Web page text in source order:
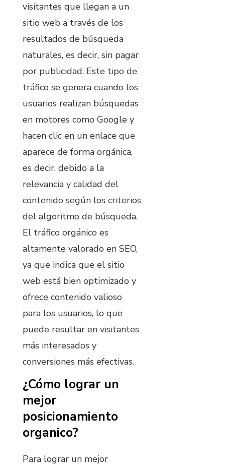
visitantes que llegan a un
sitio web a través de los
resultados de búsqueda
naturales, es decir, sin pagar
por publicidad. Este tipo de
tráfico se genera cuando los
usuarios realizan búsquedas
en motores como Google y
hacen clic en un enlace que
aparece de forma orgánica,
es decir, debido a la
relevancia y calidad del
contenido según los criterios
del algoritmo de búsqueda.
El tráfico orgánico es
altamente valorado en SEO,
ya que indica que el sitio
web está bien optimizado y
ofrece contenido valioso
para los usuarios, lo que
puede resultar en visitantes
más interesados y
conversiones más efectivas.
¿Cómo lograr un
mejor
posicionamiento
organico?
Para lograr un mejor